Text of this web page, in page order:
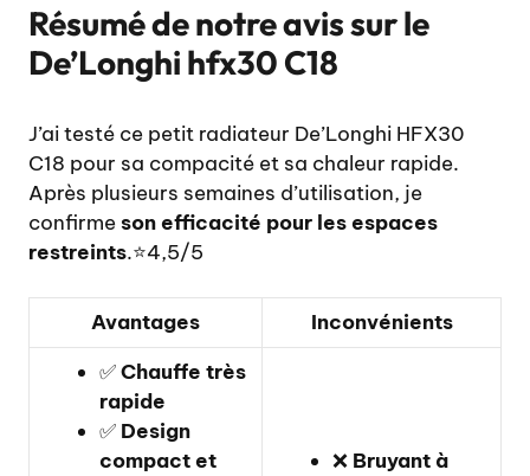
Résumé de notre avis sur le
De’Longhi hfx30 C18
J’ai testé ce petit radiateur De’Longhi HFX30
C18 pour sa compacité et sa chaleur rapide.
Après plusieurs semaines d’utilisation, je
confirme son efficacité pour les espaces
restreints.⭐4,5/5
Avantages
Inconvénients
✅Chauffe très
rapide
✅ Design
compact et
❌ Bruyant à